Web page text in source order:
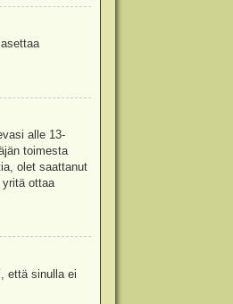
alle 13-
toimesta
olet saattanut
ottaa
että sinulla ei